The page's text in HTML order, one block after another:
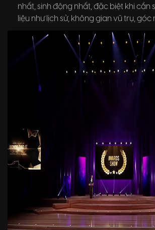
nhất, sinh động nhất, đặc biệt khi cần
liệu như lịch sử, không gian vũ trụ, góc